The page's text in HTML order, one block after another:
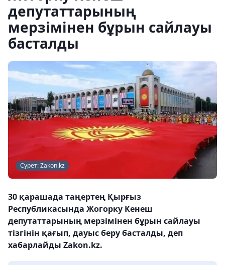
депутаттарының
мерзімінен бұрын сайлауы
басталды
Сурет: Zakon.kz
30 қарашада таңертең Қырғыз
Республикасында Жогорку Кенеш
депутаттарының мерзімінен бұрын сайлауы
тізгінін қағып, дауыс беру басталды, деп
хабарлайды Zakon.kz.